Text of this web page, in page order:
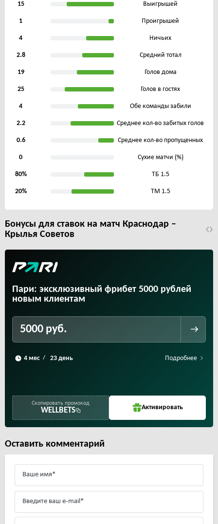
15 Выигрышей
1 Проигрышей
4 Ничьих
2.8 Средний тотал
19 Голов дома
25 Голов в гостях
4 Обе команды забили
2.2 Среднее кол-во забитых голов
0.6 Среднее кол-во пропущенных
0 Сухие матчи (%)
80% ТБ 1.5
20% ТМ 1.5
Бонусы для ставок на матч Краснодар –
Крылья Советов
Пари: эксклюзивный фрибет 5000 рублей
новым клиентам
5000 руб.
/ Подробнее
Скопировать промокод
WELLBETS Активировать
Оставить комментарий